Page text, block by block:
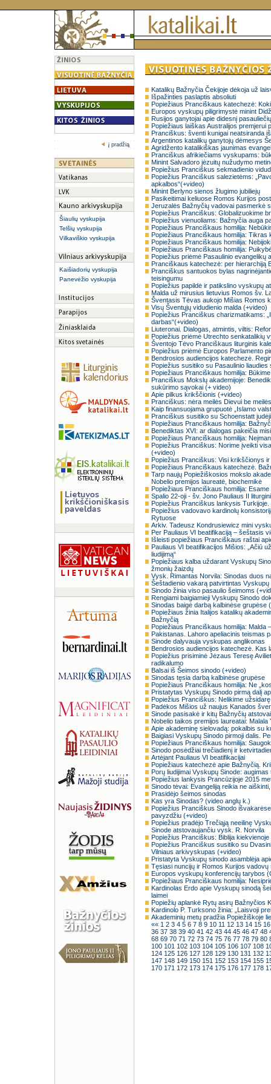
į pradžią
Šiaulių vyskupija
Telšių vyskupija
Vilkaviškio vyskupija
Kaišiadorių vyskupija
Panevėžio vyskupija
Katalikų Bažnyčia Čekijoje dėkoja už
Išpažinties paslaptis absoliuti
Popiežiaus Pranciškaus katechezė:
Europos vyskupų piligrimystė minint
Rusijos ganytojai apie didesnį
Popiežiaus laiškas Australijos premjerui
Pranciškus: šventi kunigai neatsiranda
Argentinos katalikų ganytojų dėmesys
Agridžento katalikiškas jaunimas
Pranciškus afrikiečiams vyskupams:
Minint Salvadoro jėzuitų nužudymo
Popiežius Pranciškus sekmadienio
Popiežius Pranciškus salezietėms:
apkalbos“(+video)
Minint Berlyno sienos žlugimo jubiliejų
Pasikeitimai keliuose Romos Kurijos
Jeruzalės Bažnyčių vadovai pasmerkė
Popiežius Pranciškus: Globalizuokime
Popiežius vienuoliams: Bažnyčia auga
Popiežiaus Pranciškaus homilija:
Popiežiaus Pranciškaus homilija:
Popiežiaus Pranciškaus homilija:
Popiežiaus Pranciškaus homilija:
Popiežius priėmė Pasaulinio evangelikų
Pranciškaus katechezė: per hierarchiją
Pranciškus santuokos bylas
teisingumu
Popiežius papildė ir patikslino vyskupų
Malda už mirusius lietuvius Romos šv.
Šventasis Tėvas aukojo Mišias Romos
Visų Šventųjų vidudienio malda (+video)
Popiežius Pranciškus charizmatikams:
darbas“(+video)
Liuteronai. Dialogas, atmintis, viltis:
Popiežius priėmė Utrechto senkatalikių
Šventojo Tėvo Pranciškaus liturginis
Popiežius priėmė Europos Parlamento
Bendrosios audiencijos katechezė.
Popiežius susitiko su Pasaulinio
Popiežiaus Pranciškaus homilija:
Pranciškus Mokslų akademijoje:
sukūrimo sąvokai (+ video)
Apie pilkus krikščionis (+video)
Pranciškus: nėra meilės Dievui be
Kaip finansuojama grupuotė „Islamo
Pranciškus susitiko su Schoenstatt
Popiežiaus Pranciškaus homilija:
Benediktas XVI: ar dialogas pakeičia
Popiežiaus Pranciškaus homilija:
Popiežius Pranciškus: Norime įveikti
(+video)
Popiežius Pranciškus: Visi krikščionys
Popiežiaus Pranciškaus katechezė.
Tarp naujų Popiežiškosios mokslo
Nobelio premijos laureatė, biochemikė
Popiežiaus Pranciškaus homilija:
Spalio 22-oji - šv. Jono Pauliaus II
Popiežius Pranciškus lankysis
Popiežius vadovavo kardinolų
Rytuose
Arkiv. Tadeusz Kondrusiewicz mini
Per Pauliaus VI beatifikaciją – šeštasis
Išleisti popiežiaus Pranciškaus raštai
Pauliaus VI beatifikacijos Mišios: „Ačiū
liudijimą“
Popiežiaus kalba uždarant Vyskupų
žmonių žaizdų
Vysk. Rimantas Norvila: Sinodas duos
Šeštadienio vakarą patvirtintas
Sinodo žinia viso pasaulio šeimoms
Rengiami baigiamieji Vyskupų Sinodo
Sinodas baigė darbą kalbinėse grupėse
Popiežiaus žinia Italijos katalikų
Bažnyčią
Popiežiaus Pranciškaus homilija: Malda
Pakistanas. Lahoro apeliacinis teismas
Sinode dalyvauja vyskupas anglikonas
Bendrosios audiencijos katechezė. Kas
Popiežius prisiminė Jėzaus Teresę
radikalumo
Balsai iš Šeimos sinodo (+video)
Sinodas tęsia darbą kalbinėse grupėse
Popiežiaus Pranciškaus homilija: Ne
Pristatytas Vyskupų Sinodo pirmą dalį
Popiežius Pranciškus: Nelikime
Padėkos Mišios už naujus Kanados
Sinode pasisakė ir kitų Bažnyčių atstovai
Nobelio taikos premijos laureatai:
Apie akademinę sielovadą: pokalbis su
Baigiasi Vyskupų Sinodo pirmoji dalis.
Popiežiaus Pranciškaus homilija:
Sinodo posėdžiai trečiadienį ir
Artėjant Pauliaus VI beatifikacijai
Popiežiaus katechezė apie Bažnyčią.
Porų liudijimai Vyskupų Sinode:
Popiežius lankysis Prancūzijoje 2015
Sinodo tėvai: Evangeliją reikia ne
Prasidėjo šeimos sinodas
Kas yra Sinodas? (video anglų k.)
Popiežius Pranciškus Sinodo
pavyzdžiu (+video)
Popiežius pradėjo Trečiąją neeilinę
Sinode atstovaujančiu vysk. R. Norvila
Popiežius Pranciškus: Biblija kiekvienoje
Popiežius Pranciškus susitiko su
Vilniaus arkivyskupas (+video)
Pristatyta Vyskupų sinodo asamblėja
Tęsiasi nuncijų ir Romos Kurijos
Europos vyskupų konferencijų tarybos
Popiežiaus Pranciškaus homilija:
Kardinolas Erdo apie Vyskupų sinodą
laimei
Popiežių aplankė Rytų asirų Bažnyčios
Kardinolo P. Turksono žinia: „Laisvoji
Akademinių metų pradžia Popiežiškoje
«« 1 2 3 4 5 6 7 8 9 10 11 12 13 14 15
36 37 38 39 40 41 42 43 44 45 46 47 48
68 69 70 71 72 73 74 75 76 77 78 79 80
100 101 102 103 104 105 106 107 108
124 125 126 127 128 129 130 131 132
147 148 149 150 151 152 153 154 155
170 171 172 173 174 175 176 177 178